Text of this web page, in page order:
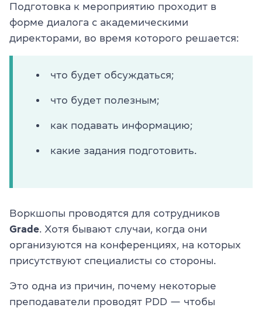
Подготовка к мероприятию проходит в
форме диалога с академическими
директорами, во время которого решается:
что будет обсуждаться;
что будет полезным;
как подавать информацию;
какие задания подготовить.
Воркшопы проводятся для сотрудников
Grade. Хотя бывают случаи, когда они
организуются на конференциях, на которых
присутствуют специалисты со стороны.
Это одна из причин, почему некоторые
преподаватели проводят PDD — чтобы